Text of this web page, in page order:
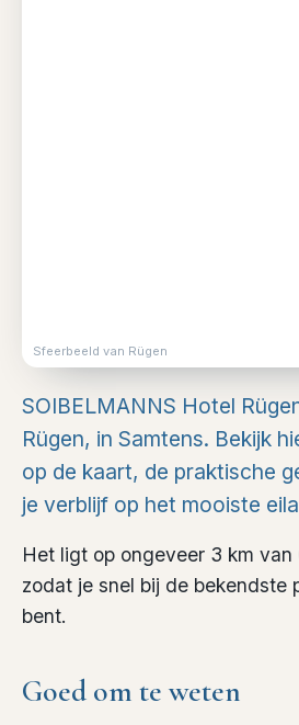
Sfeerbeeld van Rügen
SOIBELMANNS Hotel
Rügen, in Samtens. Bekijk
op de kaart, de praktische
je verblijf op het mooiste
Het ligt op ongeveer 3 km van
zodat je snel bij de bekendste
bent.
Goed om te weten